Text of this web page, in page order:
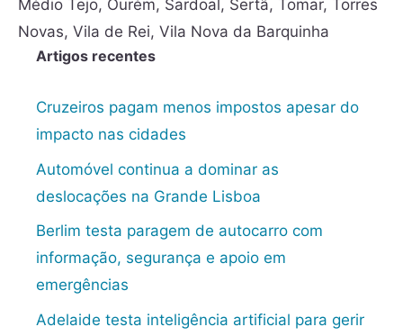
Médio Tejo, Ourém, Sardoal, Sertã, Tomar, Torres
Novas, Vila de Rei, Vila Nova da Barquinha
Artigos recentes
Cruzeiros pagam menos impostos apesar do
impacto nas cidades
Automóvel continua a dominar as
deslocações na Grande Lisboa
Berlim testa paragem de autocarro com
informação, segurança e apoio em
emergências
Adelaide testa inteligência artificial para gerir